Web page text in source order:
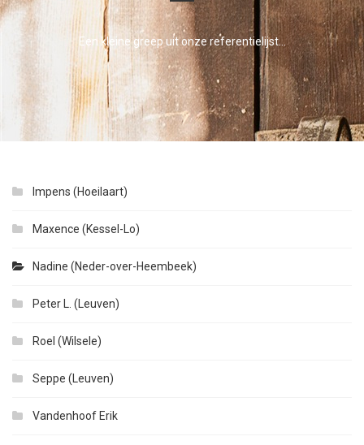
Een kleine greep uit onze referentielijst…
Impens (Hoeilaart)
Maxence (Kessel-Lo)
Nadine (Neder-over-Heembeek)
Peter L. (Leuven)
Roel (Wilsele)
Seppe (Leuven)
Vandenhoof Erik